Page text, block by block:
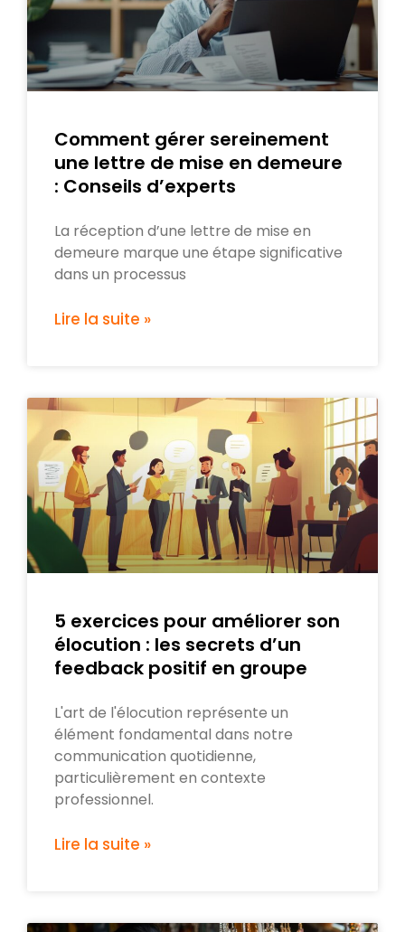
Comment gérer sereinement
une lettre de mise en demeure
: Conseils d’experts
La réception d’une lettre de mise en
demeure marque une étape significative
dans un processus
Lire la suite »
5 exercices pour améliorer son
élocution : les secrets d’un
feedback positif en groupe
L'art de l'élocution représente un
élément fondamental dans notre
communication quotidienne,
particulièrement en contexte
professionnel.
Lire la suite »